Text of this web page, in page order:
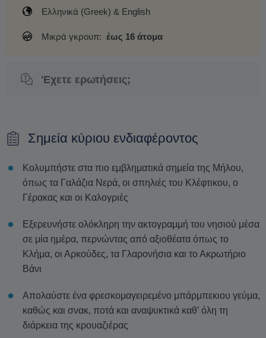
Ελληνικά (Greek) & English
Μικρά γκρουπ: έως 16 άτομα
'Εχετε ερωτήσεις;
Σημεία κύριου ενδιαφέροντος
Κολυμπήστε στα πιο εμβληματικά σημεία της Μήλου,
όπως τα Γαλάζια Νερά, οι σπηλιές του Κλέφτικου, ο
Γέρακας και οι Καλογριές
Εξερευνήστε ολόκληρη την ακτογραμμή του νησιού μέσα
σε μία ημέρα, περνώντας από αξιοθέατα όπως το
Κλήμα, οι Αρκούδες, τα Γλαρονήσια και το Ακρωτήριο
Βάνι
Απολαύστε ένα φρεσκομαγειρεμένο μπάρμπεκιου γεύμα,
καθώς και σνακ, ποτά και αναψυκτικά καθ’ όλη τη
διάρκεια της κρουαζιέρας